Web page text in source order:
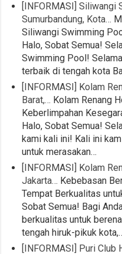
[INFORMASI]
Sumurbandung, Kota…
Siliwangi Swimming
Halo, Sobat Semua!
Swimming Pool!
terbaik di tengah kota
[INFORMASI] Kolam
Barat,… Kolam Renang
Keberlimpahan
Halo, Sobat Semua!
kami kali ini! Kali ini
untuk merasakan…
[INFORMASI] Kolam
Jakarta… Kebebasan
Tempat Berkualitas
Sobat Semua! Bagi
berkualitas untuk
tengah hiruk-pikuk
[INFORMASI] Puri